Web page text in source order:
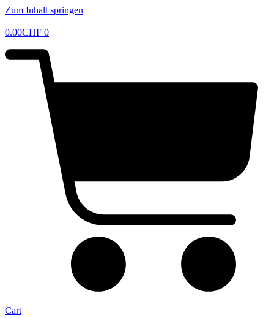
Zum Inhalt springen
0.00CHF 0
Cart